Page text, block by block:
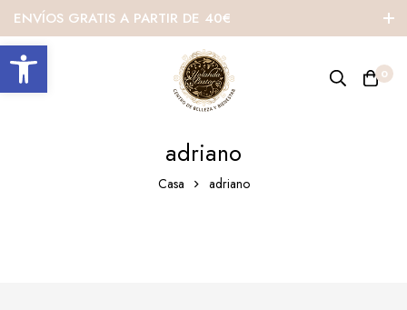
Abrir barra de herramientas
ENVÍOS GRATIS A PARTIR DE 40€
0
adriano
Casa adriano